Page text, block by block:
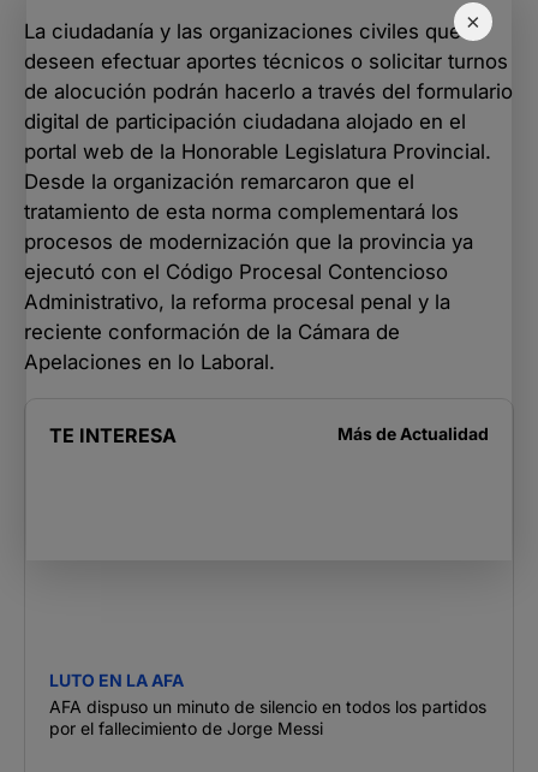
×
La ciudadanía y las organizaciones civiles que
deseen efectuar aportes técnicos o solicitar turnos
de alocución podrán hacerlo a través del formulario
digital de participación ciudadana alojado en el
portal web de la Honorable Legislatura Provincial.
Desde la organización remarcaron que el
tratamiento de esta norma complementará los
procesos de modernización que la provincia ya
ejecutó con el Código Procesal Contencioso
Administrativo, la reforma procesal penal y la
reciente conformación de la Cámara de
Apelaciones en lo Laboral.
TE INTERESA Más de Actualidad
LUTO EN LA AFA
AFA dispuso un minuto de silencio en todos los partidos
por el fallecimiento de Jorge Messi